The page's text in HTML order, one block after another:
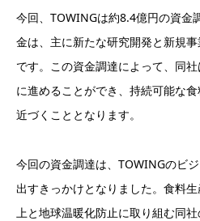
今回、TOWINGは約8.4億円の資金
金は、主に新たな研究開発と新規
です。この資金調達によって、同
に進めることができ、持続可能な
近づくこととなります。
今回の資金調達は、TOWINGのビ
出すきっかけとなりました。食料
上と地球温暖化防止に取り組む同